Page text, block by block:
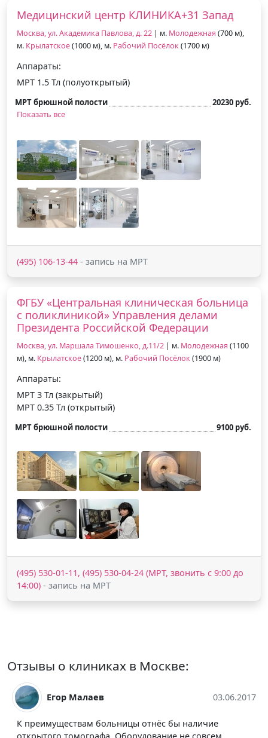
Медицинский центр КЛИНИКА+31 Запад
Москва, ул. Академика Павлова, д. 22 | м. Молодежная (700 м),
м. Крылатское(1000 м), м. Рабочий Посёлок(1700 м)
Аппараты:
МРТ 1.5 Тл (полуоткрытый)
МРТ брюшной полости
20230 руб.
Показать все
(495) 106-13-44 - запись на МРТ
ФГБУ «Центральная клиническая больница
с поликлиникой» Управления делами
Президента Российской Федерации
Москва, ул. Маршала Тимошенко, д.11/2 | м. Молодежная (1100
м), м. Крылатское(1200 м), м. Рабочий Посёлок(1900 м)
Аппараты:
МРТ 3 Тл (закрытый)
МРТ 0.35 Тл (открытый)
МРТ брюшной полости 9100 руб.
(495) 530-01-11, (495) 530-04-24 (МРТ, звонить с 9:00 до
14:00) - запись на МРТ
Отзывы о клиниках в Москве:
Егор Малаев 03.06.2017
К преимуществам больницы отнёс бы наличие